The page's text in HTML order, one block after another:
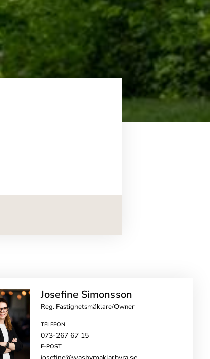
Josefine Simonsson
Reg. Fastighetsmäklare/Owner
TELEFON
073-267 67 15
E-POST